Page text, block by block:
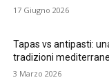
17 Giugno 2026
Tapas vs antipasti:
tradizioni
3 Marzo 2026